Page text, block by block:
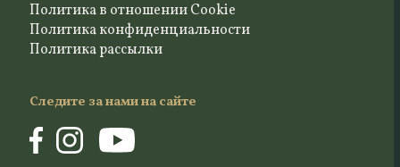
Политика в отношении Cookie
Политика конфиденциальности
Политика рассылки
Следите за нами на сайте